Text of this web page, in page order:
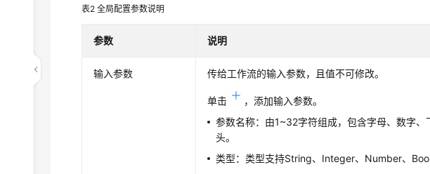
表2全局配置参数说明
参数 说明
输入参数 传给工作流的输入参数，且值不可修改。
单击
，添加输入参数。
参数名称：由1~32字符组成，包含字母、数字、
头。
类型：类型支持String、Integer、Number、